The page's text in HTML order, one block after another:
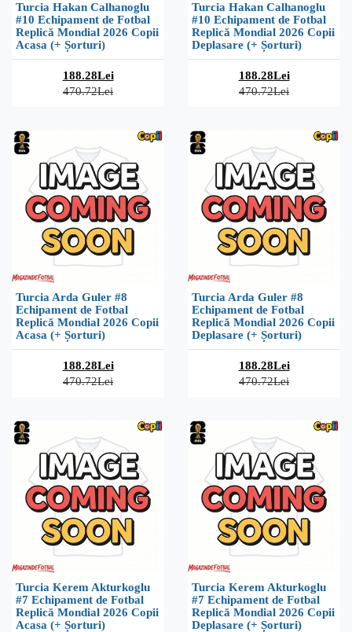
Turcia Hakan Calhanoglu
#10 Echipament de Fotbal
Replică Mondial 2026 Copii
Acasa (+ Șorturi)
188.28Lei
470.72Lei
Turcia Hakan Calhanoglu
#10 Echipament de Fotbal
Replică Mondial 2026 Copii
Deplasare (+ Șorturi)
188.28Lei
470.72Lei
Turcia Arda Guler #8
Echipament de Fotbal
Replică Mondial 2026 Copii
Acasa (+ Șorturi)
188.28Lei
470.72Lei
Turcia Arda Guler #8
Echipament de Fotbal
Replică Mondial 2026 Copii
Deplasare (+ Șorturi)
188.28Lei
470.72Lei
Turcia Kerem Akturkoglu
#7 Echipament de Fotbal
Replică Mondial 2026 Copii
Acasa (+ Șorturi)
Turcia Kerem Akturkoglu
#7 Echipament de Fotbal
Replică Mondial 2026 Copii
Deplasare (+ Șorturi)